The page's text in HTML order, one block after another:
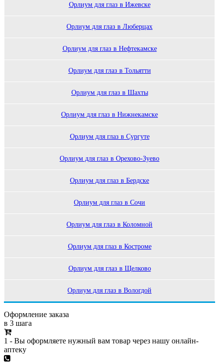
Орлиум для глаз в Ижевске
Орлиум для глаз в Люберцах
Орлиум для глаз в Нефтекамске
Орлиум для глаз в Тольятти
Орлиум для глаз в Шахты
Орлиум для глаз в Нижнекамске
Орлиум для глаз в Сургуте
Орлиум для глаз в Орехово-Зуево
Орлиум для глаз в Бердске
Орлиум для глаз в Сочи
Орлиум для глаз в Коломной
Орлиум для глаз в Костроме
Орлиум для глаз в Щелково
Орлиум для глаз в Вологдой
Оформление заказа
в 3 шага
1 - Вы оформляете нужный вам товар через нашу онлайн-
аптеку